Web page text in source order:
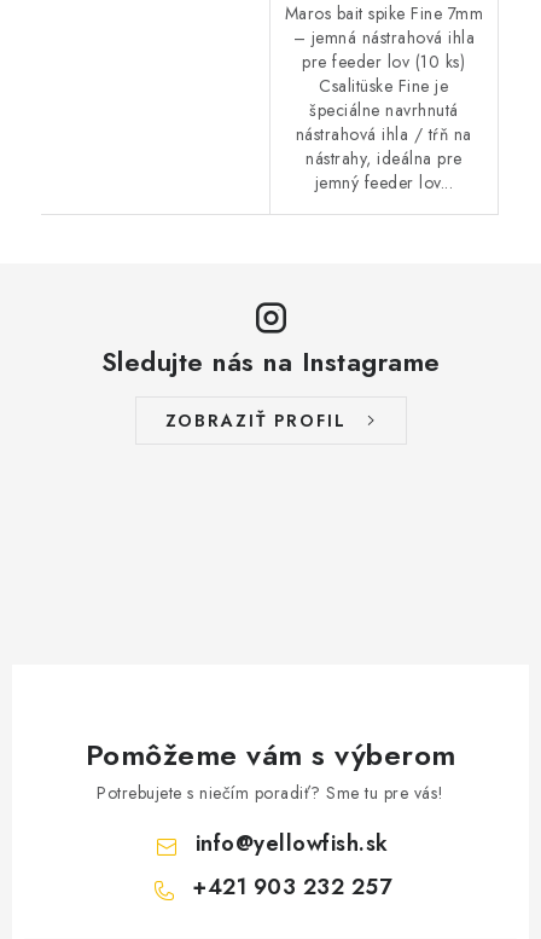
Maros bait spike Fine 7mm
– jemná nástrahová ihla
pre feeder lov (10 ks)
Csalitüske Fine je
špeciálne navrhnutá
nástrahová ihla / tŕň na
nástrahy, ideálna pre
jemný feeder lov...
Sledujte nás na Instagrame
ZOBRAZIŤ PROFIL
Pomôžeme vám s výberom
Potrebujete s niečím poradiť? Sme tu pre vás!
info@yellowfish.sk
+421 903 232 257